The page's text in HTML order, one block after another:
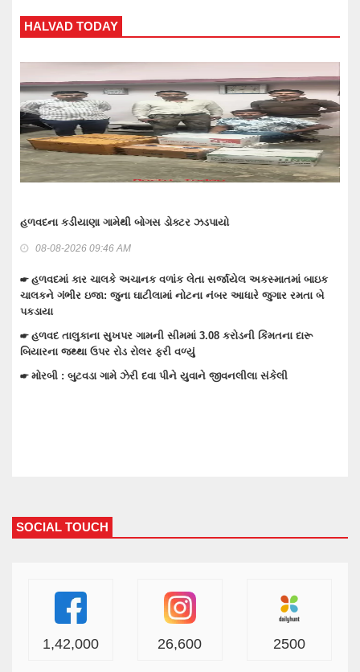
બાઇક
બે
દારૂ
WANKANER TODAY
વાંકાનેર બાઉન્ડ્રી નજીકથી 1.93 કરોડનો દારૂ-બિયર ભરેલ ટ્રક
☛ તેરા તુજકો અર્પણ: વાંકાનેર સિટી પોલીસે રોકડ, મોબાઈલ અને બાઇક
☛ વાંકાનેરના ગુંદાખડા ગામે રેતી ભરેલા ટ્રક ઉપર ચડીને કામ કરતા
ઇલેક્ટ્રીક શોટ લાગતા મોત
☛ વાંકાનેરમાં પેટમાં દુખાવો ઉપડતા સારવારમાં ખસેડાયેલ મહિલાને
SOCIAL TOUCH
1,42,000 26,600 2500